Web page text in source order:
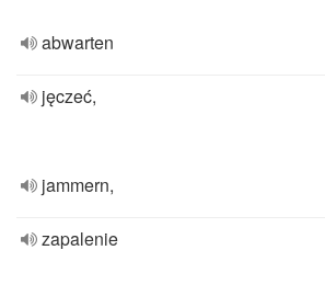
abwarten
jęczeć,
jammern,
zapalenie